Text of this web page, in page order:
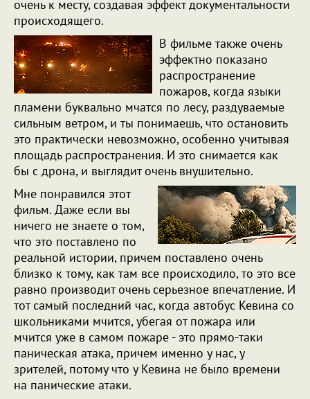
очень к месту, создавая эффект документальности
происходящего.
В фильме также очень
эффектно показано
распространение
пожаров, когда языки
пламени буквально мчатся по лесу, раздуваемые
сильным ветром, и ты понимаешь, что остановить
это практически невозможно, особенно учитывая
площадь распространения. И это снимается как
бы с дрона, и выглядит очень внушительно.
Мне понравился этот
фильм. Даже если вы
ничего не знаете о том,
что это поставлено по
реальной истории, причем поставлено очень
близко к тому, как там все происходило, то это все
равно производит очень серьезное впечатление. И
тот самый последний час, когда автобус Кевина со
школьниками мчится, убегая от пожара или
мчится уже в самом пожаре - это прямо-таки
паническая атака, причем именно у нас, у
зрителей, потому что у Кевина не было времени
на панические атаки.